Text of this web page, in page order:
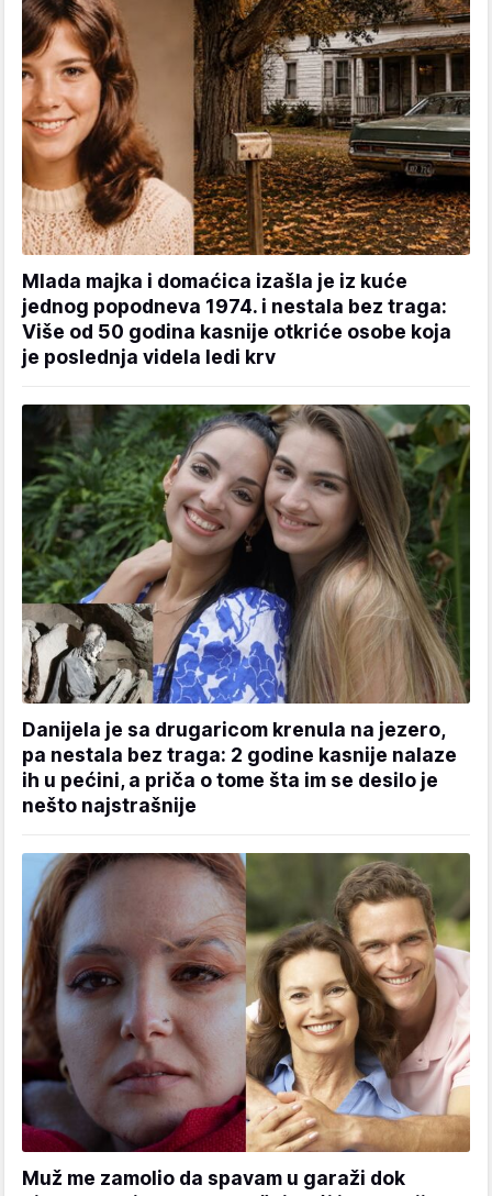
Mlada majka i domaćica izašla je iz kuće
jednog popodneva 1974. i nestala bez traga:
Više od 50 godina kasnije otkriće osobe koja
je poslednja videla ledi krv
Danijela je sa drugaricom krenula na jezero,
pa nestala bez traga: 2 godine kasnije nalaze
ih u pećini, a priča o tome šta im se desilo je
nešto najstrašnije
Muž me zamolio da spavam u garaži dok